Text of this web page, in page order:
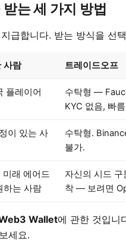
는 세 가지 방법
급합니다. 받는 방식을 선
사람 트레이드오프
플레이어
수탁형 —
KYC 없음, 빠
이 있는 사
수탁형.
불가.
래 에어드
하는 사람
자신의 시드
착 — 보려면
Wallet에 관한 것입니
세요.